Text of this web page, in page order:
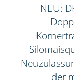
NEU:
der